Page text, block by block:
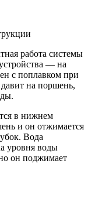
работа системы
— на
с поплавком при
на поршень,
в нижнем
и он отжимается
Вода
уровня воды
он поджимает